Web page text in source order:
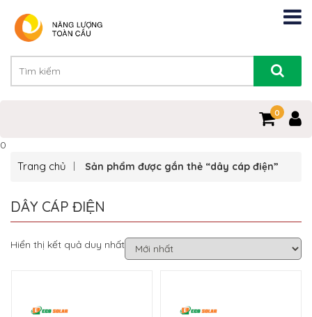
0
0
Trang chủ Sản phẩm được gắn thẻ “dây cáp điện”
DÂY CÁP ĐIỆN
Hiển thị kết quả duy nhất